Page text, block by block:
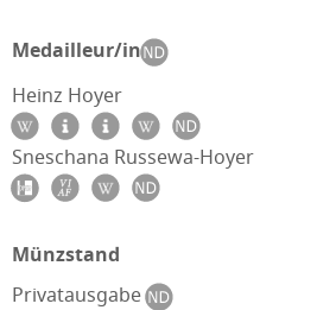
Medailleur/in
Heinz Hoyer
Sneschana Russewa-Hoyer
Münzstand
Privatausgabe